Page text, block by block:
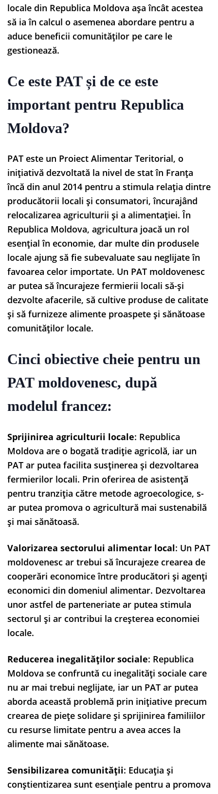
locale din Republica Moldova așa încât acestea
să ia în calcul o asemenea abordare pentru a
aduce beneficii comunităților pe care le
gestionează.
Ce este PAT și de ce este
important pentru Republica
Moldova?
PAT este un Proiect Alimentar Teritorial, o
inițiativă dezvoltată la nivel de stat în Franța
încă din anul 2014 pentru a stimula relația dintre
producătorii locali și consumatori, încurajând
relocalizarea agriculturii și a alimentației. În
Republica Moldova, agricultura joacă un rol
esențial în economie, dar multe din produsele
locale ajung să fie subevaluate sau neglijate în
favoarea celor importate. Un PAT moldovenesc
ar putea să încurajeze fermierii locali să-și
dezvolte afacerile, să cultive produse de calitate
și să furnizeze alimente proaspete și sănătoase
comunităților locale.
Cinci obiective cheie pentru un
PAT moldovenesc, după
modelul francez:
Sprijinirea agriculturii locale: Republica
Moldova are o bogată tradiție agricolă, iar un
PAT ar putea facilita susținerea și dezvoltarea
fermierilor locali. Prin oferirea de asistență
pentru tranziția către metode agroecologice, s-
ar putea promova o agricultură mai sustenabilă
și mai sănătoasă.
Valorizarea sectorului alimentar local: Un PAT
moldovenesc ar trebui să încurajeze crearea de
cooperări economice între producători și agenți
economici din domeniul alimentar. Dezvoltarea
unor astfel de parteneriate ar putea stimula
sectorul și ar contribui la creșterea economiei
locale.
Reducerea inegalităților sociale: Republica
Moldova se confruntă cu inegalități sociale care
nu ar mai trebui neglijate, iar un PAT ar putea
aborda această problemă prin inițiative precum
crearea de piețe solidare și sprijinirea familiilor
cu resurse limitate pentru a avea acces la
alimente mai sănătoase.
Sensibilizarea comunității: Educația și
conștientizarea sunt esențiale pentru a promova